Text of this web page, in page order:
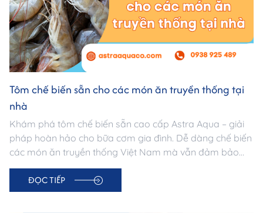
Tôm chế biến sẵn cho các món ăn truyền thống tại
nhà
Khám phá tôm chế biến sẵn cao cấp Astra Aqua – giải
pháp hoàn hảo cho bữa cơm gia đình. Dễ dàng chế biến
các món ăn truyền thống Việt Nam mà vẫn đảm bảo
tươi ngon, bổ dưỡng và vệ sinh an toàn thực phẩm.
ĐỌC TIẾP